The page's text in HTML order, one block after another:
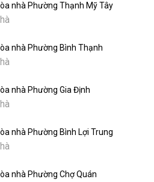
nhà Phường Thạnh Mỹ Tây
nhà Phường Bình Thạnh
nhà Phường Gia Định
nhà Phường Bình Lợi Trung
nhà Phường Chợ Quán